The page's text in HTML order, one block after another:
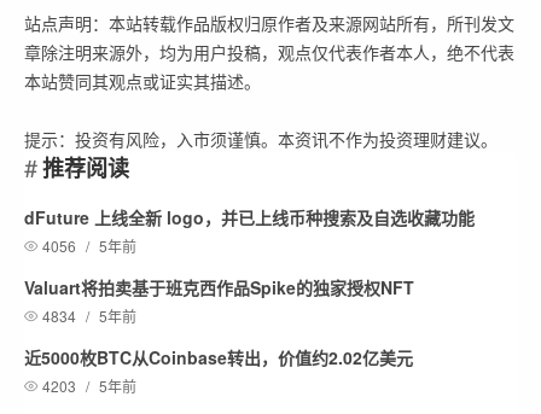
站点声明：本站转载作品版权归原作者及来源网站所有，所刊发文
章除注明来源外，均为用户投稿，观点仅代表作者本人，绝不代表
本站赞同其观点或证实其描述。
提示：投资有风险，入市须谨慎。本资讯不作为投资理财建议。
推荐阅读
dFuture 上线全新 logo，并已上线币种搜索及自选收藏功能
4056 / 5年前
Valuart将拍卖基于班克西作品Spike的独家授权NFT
4834 / 5年前
近5000枚BTC从Coinbase转出，价值约2.02亿美元
4203 / 5年前